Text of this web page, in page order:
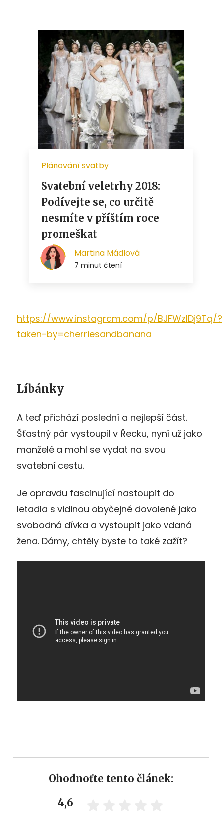
https://www.instagram.com/p/BJFWzlDj9Tq/?
taken-by=cherriesandbanana
Líbánky
A teď přichází poslední a nejlepší část.
Šťastný pár vystoupil v Řecku, nyní už jako
manželé a mohl se vydat na svou
svatební cestu.
Je opravdu fascinující nastoupit do
letadla s vidinou obyčejné dovolené jako
svobodná dívka a vystoupit jako vdaná
žena. Dámy, chtěly byste to také zažít?
Ohodnoťte tento článek:
4,6